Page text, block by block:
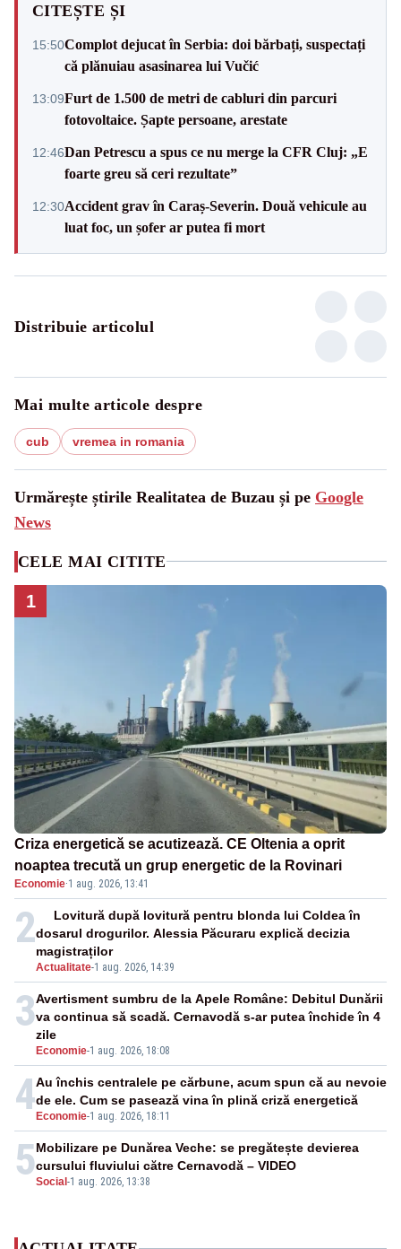
CITEȘTE ȘI
15:50Complot dejucat în Serbia: doi bărbați, suspectați
că plănuiau asasinarea lui Vučić
13:09Furt de 1.500 de metri de cabluri din parcuri
fotovoltaice. Șapte persoane, arestate
12:46Dan Petrescu a spus ce nu merge la CFR Cluj: „E
foarte greu să ceri rezultate”
12:30Accident grav în Caraș-Severin. Două vehicule au
luat foc, un șofer ar putea fi mort
Distribuie articolul
Mai multe articole despre
cub vremea in romania
Urmărește știrile Realitatea de Buzau și pe Google
News
CELE MAI CITITE
1
Criza energetică se acutizează. CE Oltenia a oprit
noaptea trecută un grup energetic de la Rovinari
Economie·1 aug. 2026, 13:41
2
Actualitate-1 aug. 2026, 14:39
Lovitură după lovitură pentru blonda lui Coldea în
dosarul drogurilor. Alessia Păcuraru explică decizia
magistraților
3
Economie-1 aug. 2026, 18:08
Avertisment sumbru de la Apele Române: Debitul Dunării
va continua să scadă. Cernavodă s-ar putea închide în 4
zile
4 Economie-1 aug. 2026, 18:11
Au închis centralele pe cărbune, acum spun că au nevoie
de ele. Cum se pasează vina în plină criză energetică
5Social -1 aug. 2026, 13:38
Mobilizare pe Dunărea Veche: se pregătește devierea
cursului fluviului către Cernavodă – VIDEO